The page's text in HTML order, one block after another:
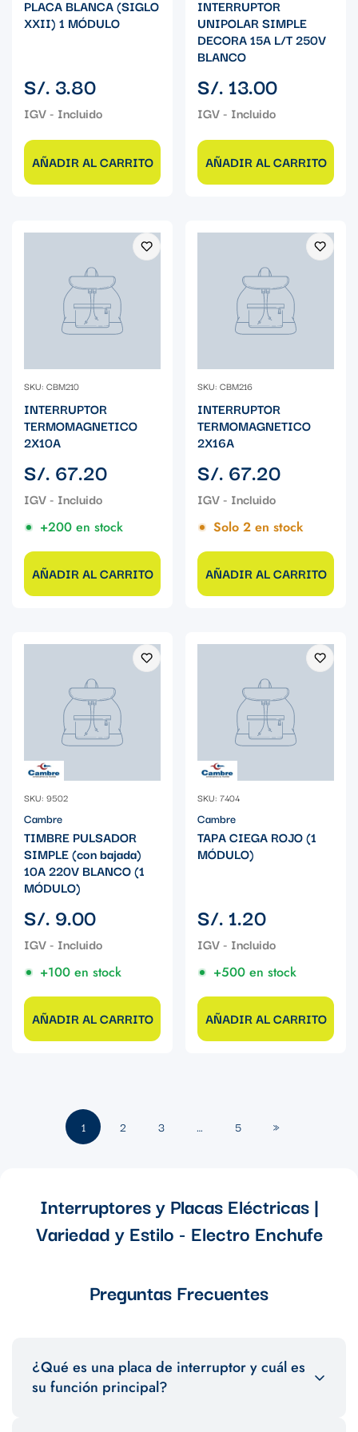
PLACA BLANCA (SIGLO
XXII) 1 MÓDULO
Precio
regular
S/. 3.80
AÑADIR AL CARRITO
INTERRUPTOR
UNIPOLAR SIMPLE
DECORA 15A L/T 250V
BLANCO
Precio
regular
S/. 13.00
AÑADIR AL CARRITO
SKU: CBM210
INTERRUPTOR
TERMOMAGNETICO
2X10A
Precio
regular
S/. 67.20
+200 en stock
AÑADIR AL CARRITO
SKU: CBM216
INTERRUPTOR
TERMOMAGNETICO
2X16A
Precio
regular
S/. 67.20
Solo 2 en stock
AÑADIR AL CARRITO
SKU: 9502
Cambre
TIMBRE PULSADOR
SIMPLE (con bajada)
10A 220V BLANCO (1
MÓDULO)
Precio
regular
S/. 9.00
+100 en stock
AÑADIR AL CARRITO
SKU: 7404
Cambre
TAPA CIEGA ROJO (1
MÓDULO)
Precio
regular
S/. 1.20
+500 en stock
AÑADIR AL CARRITO
1 2 3 … 5 »
Interruptores y Placas Eléctricas |
Variedad y Estilo - Electro Enchufe
Preguntas Frecuentes
¿Qué es una placa de interruptor y cuál es
su función principal?